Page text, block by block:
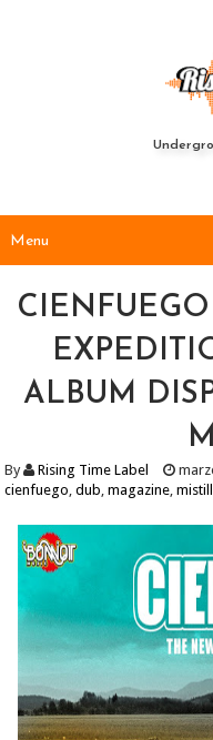
ALBUM
By Rising Time Label
cienfuego,dub,magazine,